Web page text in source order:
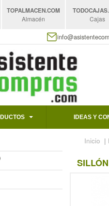
TOPALMACEN.COM
Almacén
TODOCAJAS
Cajas
IDEAS Y
Inicio |